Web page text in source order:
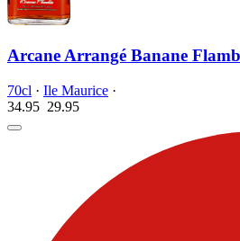
Arcane Arrangé Banane
70cl · Ile Maurice ·
34.95 29.95